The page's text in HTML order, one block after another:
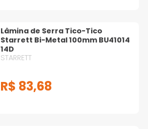
Lâmina de Serra Tico-Tico
Starrett Bi-Metal 100mm BU41014
14D
STARRETT
R$ 83,68